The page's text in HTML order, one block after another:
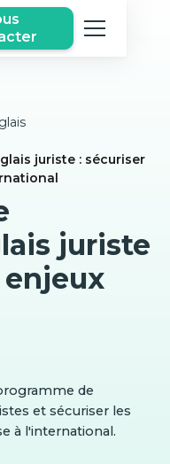
juriste : sécuriser
juriste
enjeux
de
et sécuriser les
à l'international.